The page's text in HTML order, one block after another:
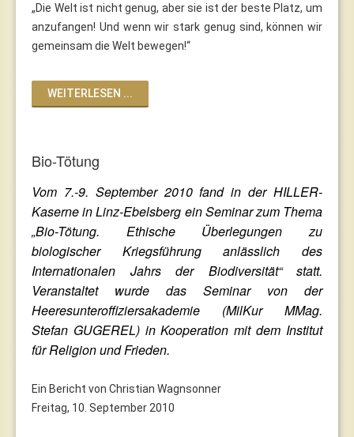
„Die Welt ist nicht genug, aber sie ist der beste Platz, um
anzufangen! Und wenn wir stark genug sind, können wir
gemeinsam die Welt bewegen!“
WEITERLESEN ...
Bio-Tötung
Vom 7.-9. September 2010 fand in der HILLER-
Kaserne in Linz-Ebelsberg ein Seminar zum Thema
„Bio-Tötung. Ethische Überlegungen zu
biologischer Kriegsführung anlässlich des
Internationalen Jahrs der Biodiversität“ statt.
Veranstaltet wurde das Seminar von der
Heeresunteroffiziersakademie (MilKur MMag.
Stefan GUGEREL) in Kooperation mit dem Institut
für Religion und Frieden.
Ein Bericht von Christian Wagnsonner
Freitag, 10. September 2010